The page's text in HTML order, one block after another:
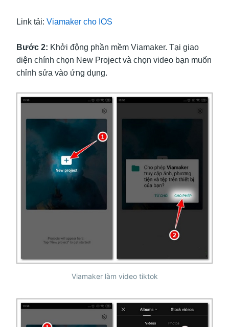
Link tải: Viamaker cho IOS
Bước 2: Khởi động phần mềm Viamaker. Tại giao
diện chính chọn New Project và chọn video bạn muốn
chỉnh sửa vào ứng dụng.
Viamaker làm video tiktok